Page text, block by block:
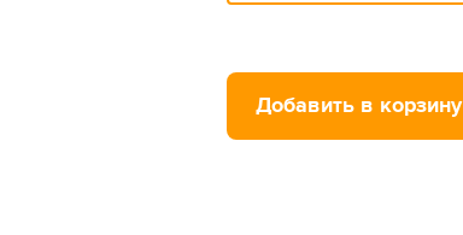
Добавить в корзину